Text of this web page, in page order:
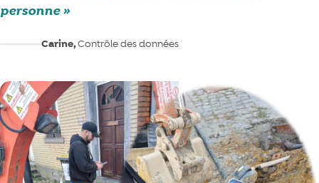
personne
Carine,Contrôle des données